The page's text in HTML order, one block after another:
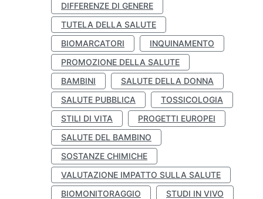
DIFFERENZE DI GENERE
TUTELA DELLA SALUTE
BIOMARCATORI
INQUINAMENTO
PROMOZIONE DELLA SALUTE
BAMBINI
SALUTE DELLA DONNA
SALUTE PUBBLICA
TOSSICOLOGIA
STILI DI VITA
PROGETTI EUROPEI
SALUTE DEL BAMBINO
SOSTANZE CHIMICHE
VALUTAZIONE IMPATTO SULLA SALUTE
BIOMONITORAGGIO
STUDI IN VIVO